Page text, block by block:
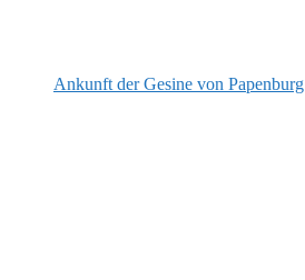
Ankunft der Gesine von Papenburg